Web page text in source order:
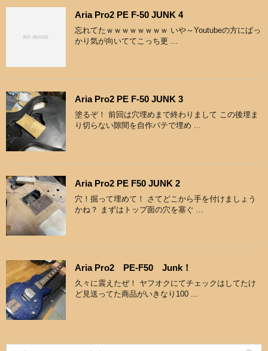
Aria Pro2 PE F-50 JUNK 4
忘れてたｗｗｗｗｗｗｗｗ いや～Youtubeの方にばっ
かり気が向いててこっち更 ...
Aria Pro2 PE F-50 JUNK 3
塗るぞ！ 前回は穴埋めまで終わりまして この後埋ま
り切らない隙間を自作パテで埋め ...
Aria Pro2 PE F50 JUNK 2
穴！掘って埋めて！ さてどこから手を付けましょう
かね？ まずはトップ面の穴を塞ぐ ...
Aria Pro2 PE-F50 Junk！
久々に震えたぜ！ ヤフオクにてチェックはしてたけ
ど見送ってた商品がいきなり100 ...